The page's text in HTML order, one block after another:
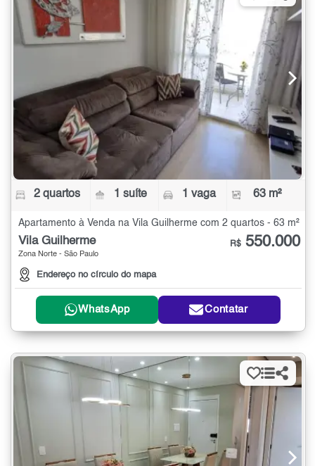
2 quartos 1 suíte 1 vaga 63 m²
Apartamento à Venda na Vila Guilherme com 2 quartos - 63 m²
Vila Guilherme
Zona Norte - São Paulo
Endereço no círculo do mapa
R$ 550.000
WhatsApp Contatar